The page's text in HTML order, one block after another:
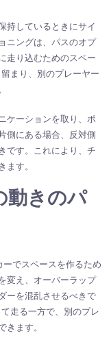
持しているときにサイ
ニングは、パスのオプ
走り込むためのスペー
まり、別のプレーヤー
ケーションを取り、ポ
側にある場合、反対側
です。これにより、チ
す。
動きのパ
でスペースを作るため
変え、オーバーラップ
ーを混乱させるべきで
走る一方で、別のプレ
ます。